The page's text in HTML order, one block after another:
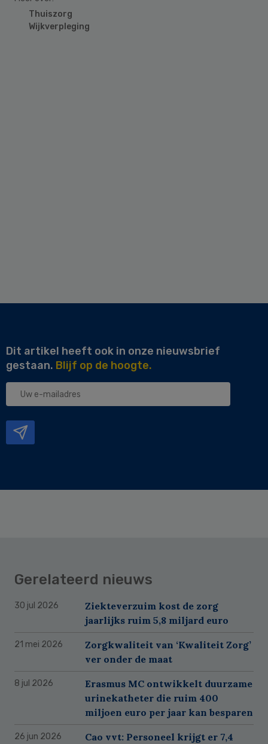
Thuiszorg
Wijkverpleging
Dit artikel heeft ook in onze nieuwsbrief
gestaan. Blijf op de hoogte.
Uw
Gerelateerd nieuws
30 jul 2026
Ziekteverzuim kost de zorg
jaarlijks ruim 5,8 miljard euro
21 mei 2026
Zorgkwaliteit van ‘Kwaliteit Zorg’
ver onder de maat
8 jul 2026
Erasmus MC ontwikkelt duurzame
urinekatheter die ruim 400
miljoen euro per jaar kan besparen
26 jun 2026
Cao vvt: Personeel krijgt er 7,4